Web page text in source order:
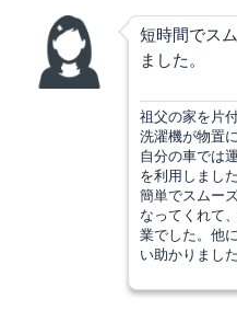
短時間でス
ました。
祖父の家を片
洗濯機が物置
自分の車では
を利用しまし
簡単でスムー
なってくれて
業でした。他
い助かりました